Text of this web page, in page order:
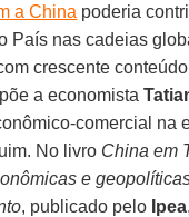
a China poderia
País nas cadeias
crescente
a economista
comercial na
No livro China em
e
, publicado pelo Ipea